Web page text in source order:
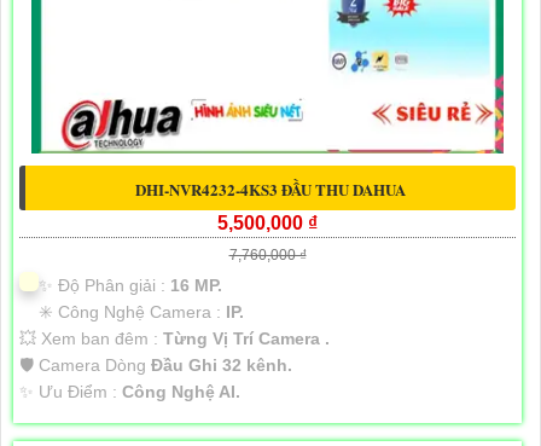
DHI-NVR4232-4KS3 ĐẦU THU DAHUA
5,500,000 ₫
7,760,000 ₫
✨ Độ Phân giải : 16 MP.
✳️ Công Nghệ Camera : IP.
💥 Xem ban đêm : Từng Vị Trí Camera .
🛡 Camera Dòng Đầu Ghi 32 kênh.
️✨ Ưu Điểm : Công Nghệ AI.